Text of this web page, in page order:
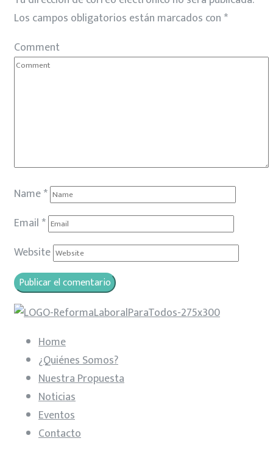
Los campos obligatorios están marcados con *
Comment
Name*
Email *
Website
Home
¿Quiénes Somos?
Nuestra Propuesta
Noticias
Eventos
Contacto